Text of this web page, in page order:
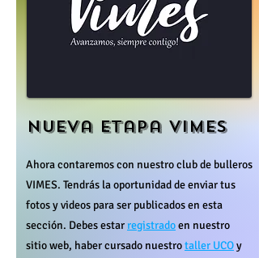
Nueva etapa VIMES
Ahora contaremos con nuestro club de bulleros
VIMES. Tendrás la oportunidad de enviar tus
fotos y videos para ser publicados en esta
sección. Debes estarregistradoen nuestro
sitio web, haber cursado nuestrotaller UCOy